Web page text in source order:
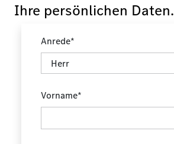
Ihre persönlichen Daten.
Anrede*
Vorname*